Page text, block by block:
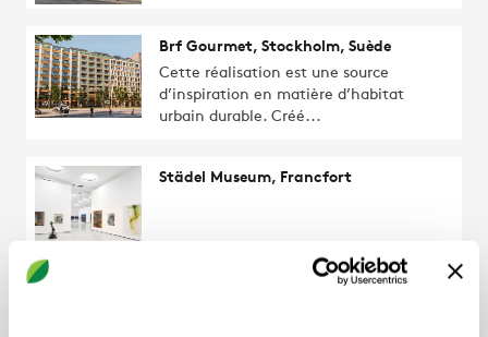
Brf Gourmet, Stockholm, Suède
Cette réalisation est une source
d’inspiration en matière d’habitat
urbain durable. Créé...
Städel Museum, Francfort